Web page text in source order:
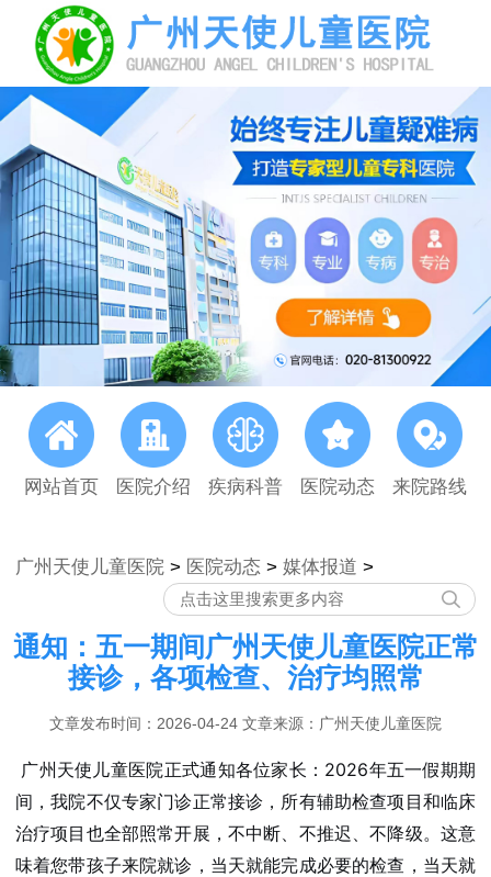
网站首页 医院介绍 疾病科普 医院动态 来院路线
广州天使儿童医院 > 医院动态 > 媒体报道 >
通知：五一期间广州天使儿童医院正常
接诊，各项检查、治疗均照常
文章发布时间：2026-04-24 文章来源：广州天使儿童医院
广州天使儿童医院正式通知各位家长：2026年五一假期期
间，我院不仅专家门诊正常接诊，所有辅助检查项目和临床
治疗项目也全部照常开展，不中断、不推迟、不降级。这意
味着您带孩子来院就诊，当天就能完成必要的检查，当天就